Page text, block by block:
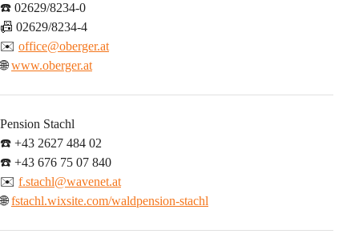
☎️ 02629/8234-0
📠 02629/8234-4
✉️ office@oberger.at
🌐 www.oberger.at
Pension Stachl
☎️ +43 2627 484 02
☎️ +43 676 75 07 840
✉️ f.stachl@wavenet.at
🌐 fstachl.wixsite.com/waldpension-stachl